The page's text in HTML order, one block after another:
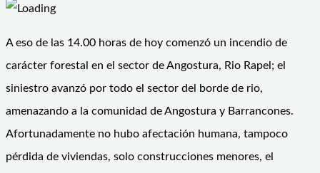
A eso de las 14.00 horas de hoy comenzó un incendio de
carácter forestal en el sector de Angostura, Rio Rapel; el
siniestro avanzó por todo el sector del borde de rio,
amenazando a la comunidad de Angostura y Barrancones.
Afortunadamente no hubo afectación humana, tampoco
pérdida de viviendas, solo construcciones menores, el